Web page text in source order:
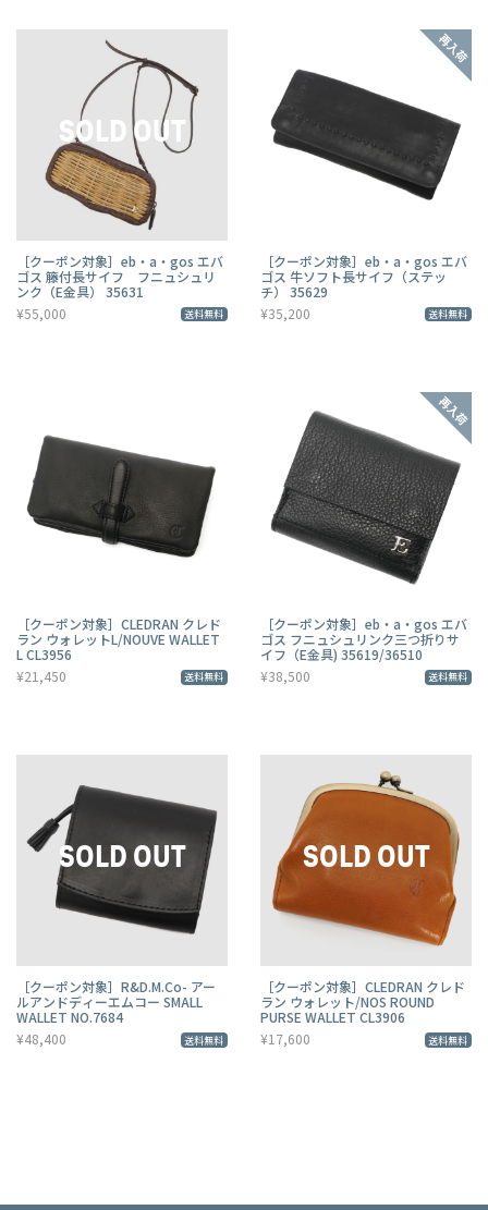
［クーポン対象］eb・a・gos エバ
ゴス 籐付長サイフ フニュシュリ
ンク（E金具） 35631
¥55,000
送料無料
［クーポン対象］eb・a・gos エバ
ゴス 牛ソフト長サイフ（ステッ
チ） 35629
¥35,200
送料無料
［クーポン対象］CLEDRAN クレド
ラン ウォレットL/NOUVE WALLET
L CL3956
¥21,450
送料無料
［クーポン対象］eb・a・gos エバ
ゴス フニュシュリンク三つ折りサ
イフ（E金具) 35619/36510
¥38,500
送料無料
［クーポン対象］R&D.M.Co- アー
ルアンドディーエムコー SMALL
WALLET NO.7684
¥48,400
送料無料
［クーポン対象］CLEDRAN クレド
ラン ウォレット/NOS ROUND
PURSE WALLET CL3906
¥17,600
送料無料